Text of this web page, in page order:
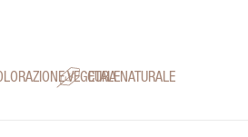
VEGETALE
CURA NATURALE